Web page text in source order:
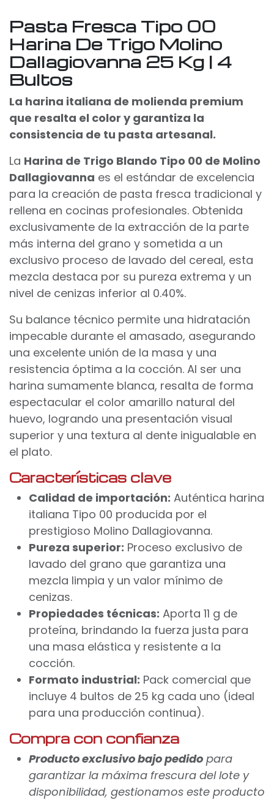
Pasta Fresca Tipo 00
Harina De Trigo Molino
Dallagiovanna 25 Kg | 4
Bultos
La harina italiana de molienda premium
que resalta el color y garantiza la
consistencia de tu pasta artesanal.
La Harina de Trigo Blando Tipo 00 de Molino
Dallagiovanna es el estándar de excelencia
para la creación de pasta fresca tradicional y
rellena en cocinas profesionales. Obtenida
exclusivamente de la extracción de la parte
más interna del grano y sometida a un
exclusivo proceso de lavado del cereal, esta
mezcla destaca por su pureza extrema y un
nivel de cenizas inferior al 0.40%.
Su balance técnico permite una hidratación
impecable durante el amasado, asegurando
una excelente unión de la masa y una
resistencia óptima a la cocción. Al ser una
harina sumamente blanca, resalta de forma
espectacular el color amarillo natural del
huevo, logrando una presentación visual
superior y una textura al dente inigualable en
el plato.
Características clave
Calidad de importación: Auténtica harina
italiana Tipo 00 producida por el
prestigioso Molino Dallagiovanna.
Pureza superior: Proceso exclusivo de
lavado del grano que garantiza una
mezcla limpia y un valor mínimo de
cenizas.
Propiedades técnicas: Aporta 11 g de
proteína, brindando la fuerza justa para
una masa elástica y resistente a la
cocción.
Formato industrial: Pack comercial que
incluye 4 bultos de 25 kg cada uno (ideal
para una producción continua).
Compra con confianza
Producto exclusivo bajo pedido para
garantizar la máxima frescura del lote y
disponibilidad, gestionamos este producto